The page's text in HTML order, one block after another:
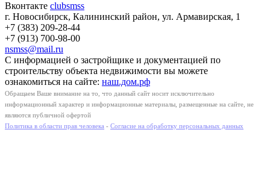
Вконтакте clubsmss
г. Новосибирск, Калининский район, ул. Армавирская, 1
+7 (383) 209-28-44
+7 (913) 700-98-00
nsmss@mail.ru
С информацией о застройщике и документацией по
строительству объекта недвижимости вы можете
ознакомиться на сайте: наш.дом.рф
Обращаем Ваше внимание на то, что данный сайт носит исключительно
информационный характер и информационные материалы, размещенные на сайте, не
являются публичной офертой
Политика в области прав человека - Согласие на обработку персональных данных